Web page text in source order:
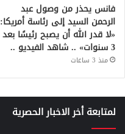
فانس يحذر من وصول عبد
الرحمن السيد إلى رئاسة أمريكا:
«لا قدر الله أن يصبح رئيسًا بعد
3 سنوات» .. شاهد الفيديو ..
منذ 3 ساعات
لمتابعة أخر الاخبار الحصرية